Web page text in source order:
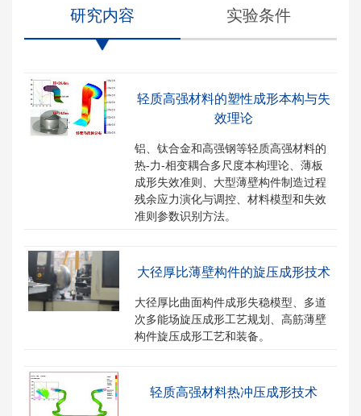
研究内容 实验条件
轻质高强材料的塑性成形本构与失
效理论
铝、钛合金和高强钢等轻质高强材料的
热-力-相变耦合多尺度本构理论、薄板
成形失效准则、大型薄壁构件制造过程
残余应力演化与调控、材料模型和失效
准则参数识别方法。
大径厚比薄壁构件的旋压成形技术
大径厚比曲面构件成形失稳模型、多道
次多能场旋压成形工艺规划、高筋薄壁
构件旋压成形工艺和装备。
轻质高强材料热冲压成形技术